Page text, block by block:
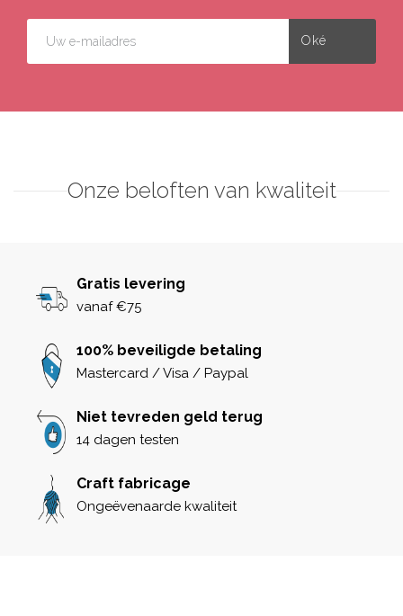
Onze beloften van kwaliteit
Gratis levering
vanaf €75
100% beveiligde betaling
Mastercard / Visa / Paypal
Niet tevreden geld terug
14 dagen testen
Craft fabricage
Ongeëvenaarde kwaliteit